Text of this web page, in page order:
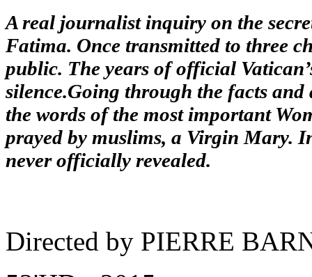
A real journalist inquiry on the
Fatima. Once transmitted to three
public. The years of official
silence.Going through the facts
the words of the most important
prayed by muslims, a Virgin Mary.
never officially revealed.
Directed by PIERRE